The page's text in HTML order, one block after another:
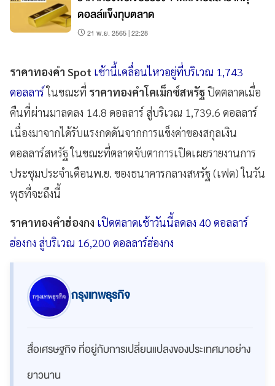
ดอลล์แข็งทุบตลาด
21 พ.ย. 2565 | 22:28
ราคาทองคำ Spot เช้านี้เคลื่อนไหวอยู่ที่บริเวณ 1,743
ดอลลาร์ในขณะที่ ราคาทองคำโคเม็กซ์สหรัฐปิดตลาดเมื่อ
คืนที่ผ่านมาลดลง 14.8 ดอลลาร์ สู่บริเวณ 1,739.6 ดอลลาร์
เนื่องมาจากได้รับแรงกดดันจากการแข็งค่าของสกุลเงิน
ดอลลาร์สหรัฐ ในขณะที่ตลาดจับตาการเปิดเผยรายงานการ
ประชุมประจำเดือนพ.ย. ของธนาคารกลางสหรัฐ (เฟด) ในวัน
พุธที่จะถึงนี้
ราคาทองคําฮ่องกง เปิดตลาดเช้าวันนี้ลดลง 40 ดอลลาร์
ฮ่องกง สู่บริเวณ 16,200 ดอลลาร์ฮ่องกง
กรุงเทพธุรกิจ
สื่อเศรษฐกิจ ที่อยู่กับการเปลี่ยนแปลงของประเทศมาอย่าง
ยาวนาน